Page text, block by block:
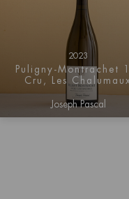
2023
Puligny-Montrachet
Cru, Les Chalumaux
Joseph Pascal